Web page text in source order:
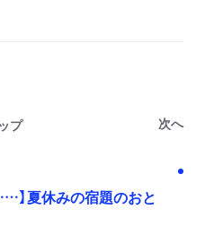
プ 次へ
】夏休みの宿題のおと